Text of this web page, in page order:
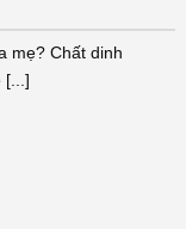
mẹ? Chất dinh
[...]